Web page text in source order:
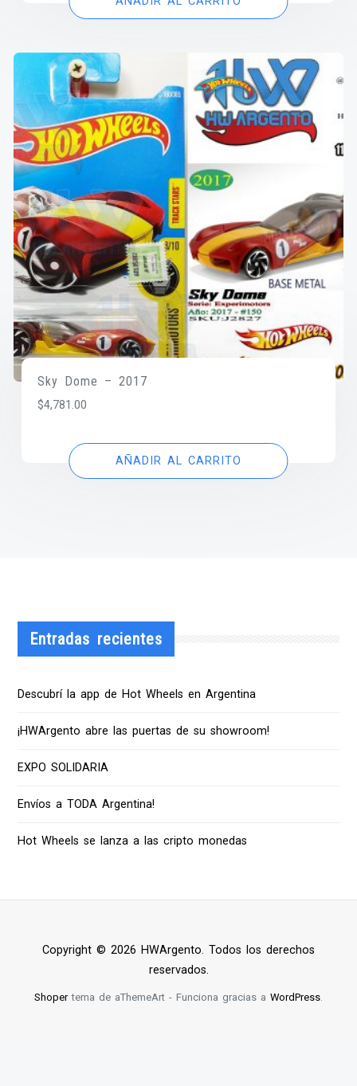
Sky Dome – 2017
$4,781.00
AÑADIR AL CARRITO
Entradas recientes
Descubrí la app de Hot Wheels en Argentina
¡HWArgento abre las puertas de su showroom!
EXPO SOLIDARIA
Envíos a TODA Argentina!
Hot Wheels se lanza a las cripto monedas
Copyright © 2026 HWArgento. Todos los derechos
reservados.
Shopertema de aThemeArt - Funciona gracias a WordPress